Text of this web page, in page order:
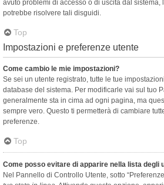
avuto problemi di accesso o di uscita dal
potrebbe risolvere tali disguidi.
Top
Impostazioni e preferenze utente
Come cambio le mie impostazioni?
Se sei un utente registrato, tutte le tue
database del sistema. Per modificarle vai sul tuo
generalmente sta in cima ad ogni pagina, ma
sempre vero. Questo ti permetterà di cambiare
preferenze.
Top
Come posso evitare di apparire nella lista degli
Nel Pannello di Controllo Utente, sotto